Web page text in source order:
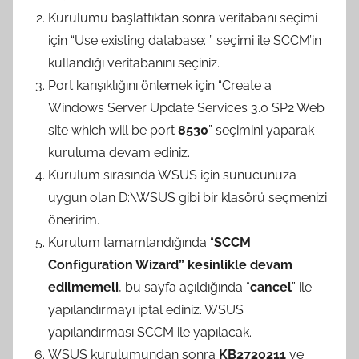
n
Kurulumu başlattıktan sonra veritabanı seçimi
için “Use existing database: ” seçimi ile SCCM’in
kullandığı veritabanını seçiniz.
Port karışıklığını önlemek için “Create a
Windows Server Update Services 3.0 SP2 Web
site which will be port 8530” seçimini yaparak
kuruluma devam ediniz.
Kurulum sırasında WSUS için sunucunuza
uygun olan D:\WSUS gibi bir klasörü seçmenizi
öneririm.
Kurulum tamamlandığında “SCCM
Configuration Wizard” kesinlikle devam
edilmemeli, bu sayfa açıldığında “cancel” ile
yapılandırmayı iptal ediniz. WSUS
yapılandırması SCCM ile yapılacak.
WSUS kurulumundan sonra KB2720211 ve